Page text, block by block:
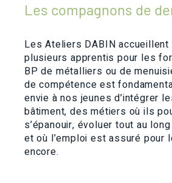
Les compagnons de
Les Ateliers DABIN accueillent
plusieurs apprentis pour les
BP de métalliers ou de
de compétence est
envie à nos jeunes d’intégrer
bâtiment, des métiers où ils
s’épanouir, évoluer tout au
et où l’emploi est assuré pour
encore.